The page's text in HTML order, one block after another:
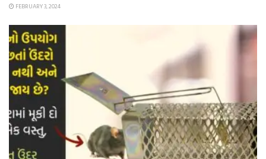
FEBRUARY 3, 2024